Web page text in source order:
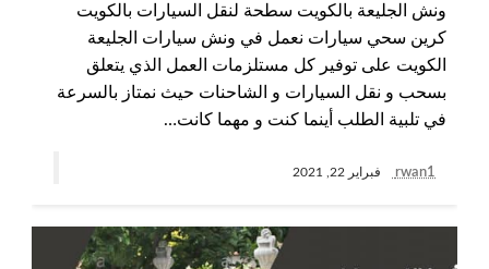
ونش الجليعة بالكويت سطحة لنقل السيارات بالكويت
كرين سحي سيارات نعمل في ونش سيارات الجليعة
الكويت على توفير كل مستلزمات العمل الذي يتعلق
بسحب و نقل السيارات و الشاحنات حيث نمتاز بالسرعة
في تلبية الطلب أينما كنت و مهما كانت…
rwan1 فبراير 22, 2021